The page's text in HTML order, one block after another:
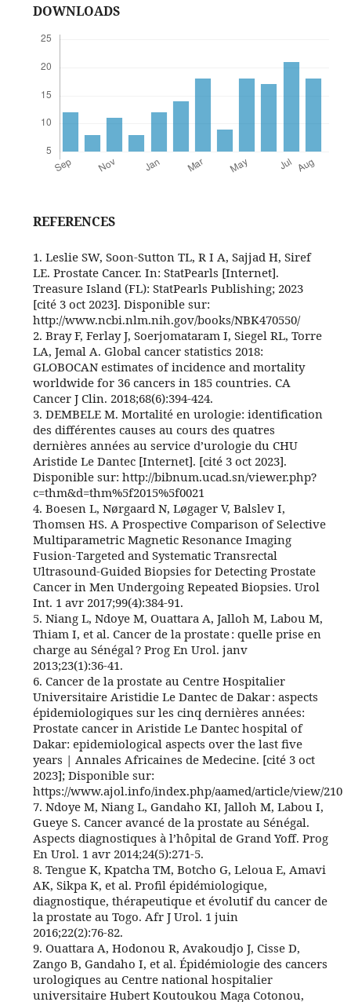
DOWNLOADS
REFERENCES
1. Leslie SW, Soon-Sutton TL, R I A, Sajjad H, Siref
LE. Prostate Cancer. In: StatPearls [Internet].
Treasure Island (FL): StatPearls Publishing; 2023
[cité 3 oct 2023]. Disponible sur:
http://www.ncbi.nlm.nih.gov/books/NBK470550/
2. Bray F, Ferlay J, Soerjomataram I, Siegel RL, Torre
LA, Jemal A. Global cancer statistics 2018:
GLOBOCAN estimates of incidence and mortality
worldwide for 36 cancers in 185 countries. CA
Cancer J Clin. 2018;68(6):394‑424.
3. DEMBELE M. Mortalité en urologie: identification
des différentes causes au cours des quatres
dernières années au service d’urologie du CHU
Aristide Le Dantec [Internet]. [cité 3 oct 2023].
Disponible sur: http://bibnum.ucad.sn/viewer.php?
c=thm&d=thm%5f2015%5f0021
4. Boesen L, Nørgaard N, Løgager V, Balslev I,
Thomsen HS. A Prospective Comparison of Selective
Multiparametric Magnetic Resonance Imaging
Fusion-Targeted and Systematic Transrectal
Ultrasound-Guided Biopsies for Detecting Prostate
Cancer in Men Undergoing Repeated Biopsies. Urol
Int. 1 avr 2017;99(4):384‑91.
5. Niang L, Ndoye M, Ouattara A, Jalloh M, Labou M,
Thiam I, et al. Cancer de la prostate : quelle prise en
charge au Sénégal ? Prog En Urol. janv
2013;23(1):36‑41.
6. Cancer de la prostate au Centre Hospitalier
Universitaire Aristidie Le Dantec de Dakar : aspects
épidemiologiques sur les cinq dernières années:
Prostate cancer in Aristide Le Dantec hospital of
Dakar: epidemiological aspects over the last five
years | Annales Africaines de Medecine. [cité 3 oct
2023]; Disponible sur:
https://www.ajol.info/index.php/aamed/article/view/
7. Ndoye M, Niang L, Gandaho KI, Jalloh M, Labou I,
Gueye S. Cancer avancé de la prostate au Sénégal.
Aspects diagnostiques à l’hôpital de Grand Yoff. Prog
En Urol. 1 avr 2014;24(5):271‑5.
8. Tengue K, Kpatcha TM, Botcho G, Leloua E, Amavi
AK, Sikpa K, et al. Profil épidémiologique,
diagnostique, thérapeutique et évolutif du cancer de
la prostate au Togo. Afr J Urol. 1 juin
2016;22(2):76‑82.
9. Ouattara A, Hodonou R, Avakoudjo J, Cisse D,
Zango B, Gandaho I, et al. Épidémiologie des cancers
urologiques au Centre national hospitalier
universitaire Hubert Koutoukou Maga Cotonou,